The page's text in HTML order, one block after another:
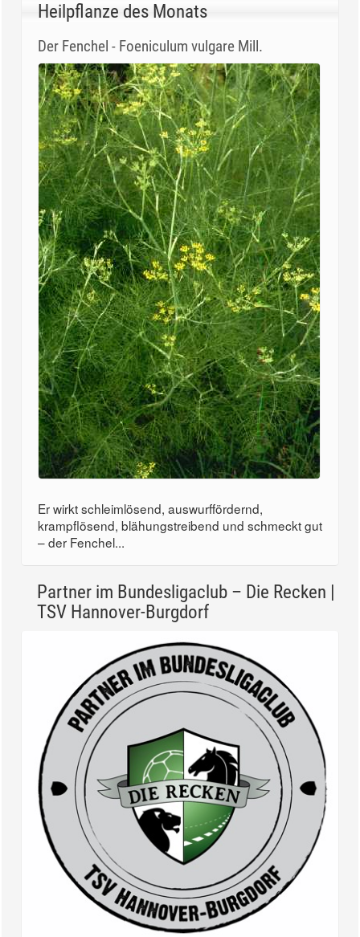
Heilpflanze des Monats
Der Fenchel - Foeniculum vulgare Mill.
Er wirkt schleimlösend, auswurffördernd,
krampflösend, blähungstreibend und schmeckt gut
– der Fenchel...
Partner im Bundesligaclub – Die Recken |
TSV Hannover-Burgdorf